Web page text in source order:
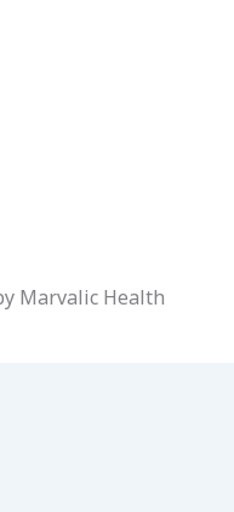
Marvalic Health